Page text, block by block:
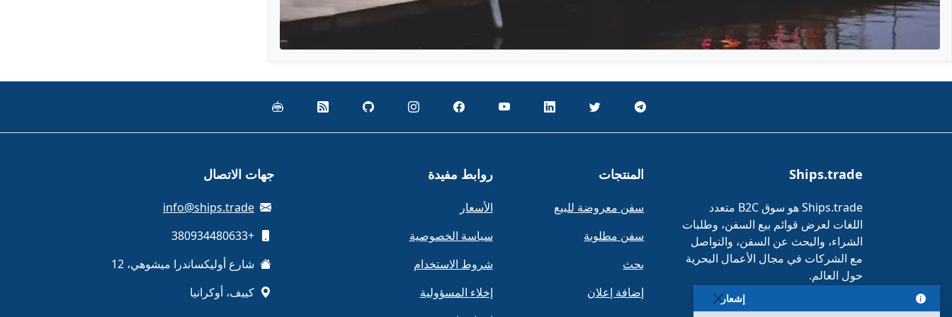
Ships.trade
Ships.trade هو سوق B2C متعدد
اللغات لعرض قوائم بيع السفن، وطلبات
الشراء، والبحث عن السفن، والتواصل
مع الشركات في مجال الأعمال البحرية
حول العالم.
المنتجات
سفن معروضة للبيع
سفن مطلوبة
بحث
إضافة إعلان
روابط مفيدة
الأسعار
سياسة الخصوصية
شروط الاستخدام
إخلاء المسؤولية
جهات الاتصال
info@ships.trade
+380934480633
شارع أوليكساندرا ميشوهي، 12
كييف، أوكرانيا
إشعار